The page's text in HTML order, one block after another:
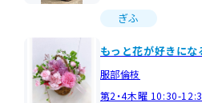
ぎふ
もっと花が好きに
服部倫枝
第2・4木曜 10:30-